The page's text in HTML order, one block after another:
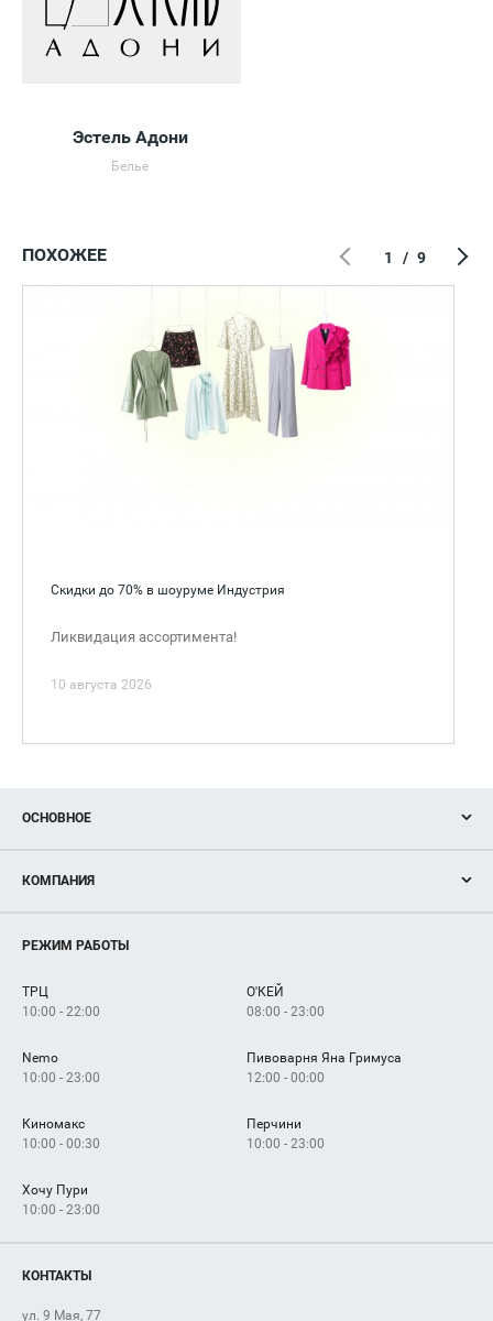
Эстель Адони
Белье
ПОХОЖЕЕ
Скидки до 70% в шоуруме Индустрия
Ликвидация ассортимента!
10 августа 2026
1 / 9
ОСНОВНОЕ
Новости
Магазины
Услуги
КОМПАНИЯ
Рекламодателям
Как добраться
РЕЖИМ РАБОТЫ
ТРЦ
10:00 - 22:00
О'КЕЙ
08:00 - 23:00
Nemo
10:00 - 23:00
Пивоварня Яна Гримуса
12:00 - 00:00
Киномакс
10:00 - 00:30
Перчини
10:00 - 23:00
Хочу Пури
10:00 - 23:00
КОНТАКТЫ
ул. 9 Мая, 77